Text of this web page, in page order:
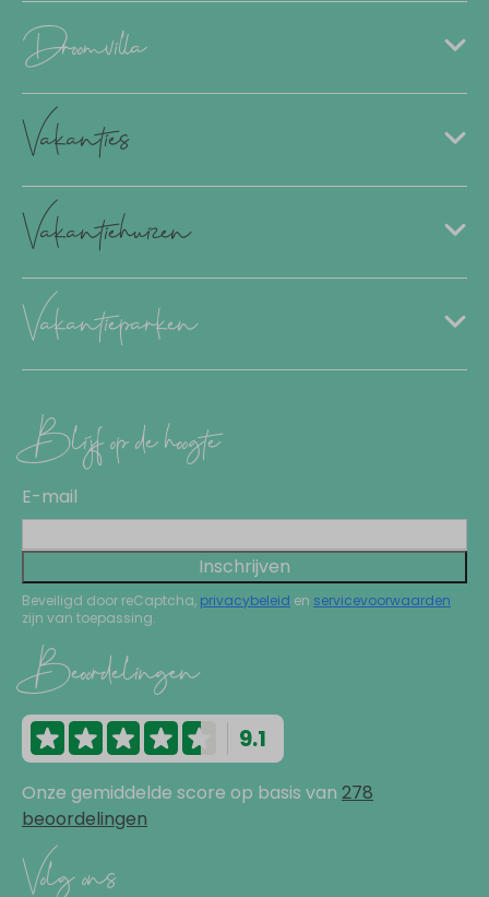
Droomvilla
Vakanties
Vakantiehuizen
Vakantieparken
Blijf op de hoogte
E-mail
Inschrijven
Beveiligd door reCaptcha, privacybeleid en servicevoorwaarden
zijn van toepassing.
Beoordelingen
9.1
Onze gemiddelde score op basis van 278
beoordelingen
Volg ons